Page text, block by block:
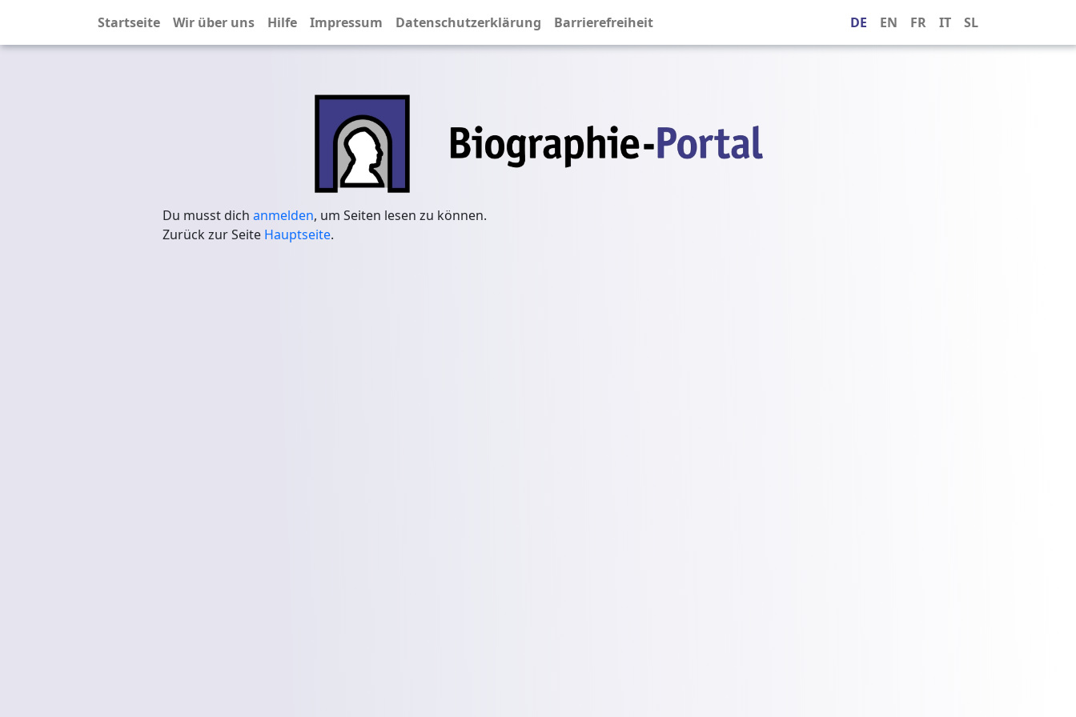
Startseite Wir über uns Hilfe Impressum Datenschutzerklärung Barrierefreiheit DE EN FR IT SL
Du musst dich anmelden, um Seiten lesen zu können.
Zurück zur Seite Hauptseite.